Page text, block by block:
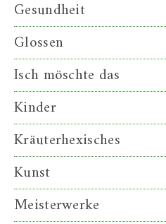
Gesundheit
Glossen
Isch möschte das
Kinder
Kräuterhexisches
Kunst
Meisterwerke